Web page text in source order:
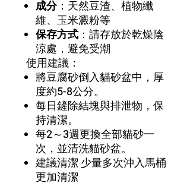
成分：天然豆渣、植物纖
維、玉米澱粉等
保存方式 ：請存放於乾燥陰
涼處，避免受潮
使用建議：
將豆腐砂倒入貓砂盆中，厚
度約5-8公分。
每日鏟除結塊與排泄物，保
持清潔。
每2～3週更換全部貓砂一
次，並清洗貓砂盆。
建議清潔 少量多次沖入馬桶
更加清潔